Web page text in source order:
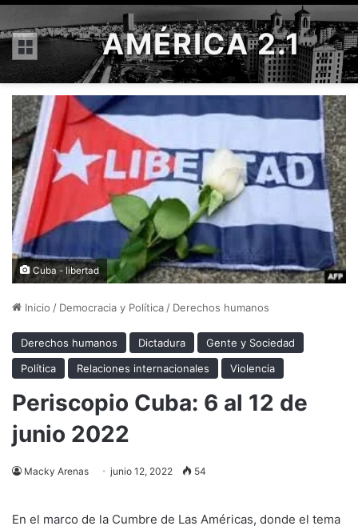
Menú AMÉRICA 2.1
Cuba - libertad
Inicio / Democracia y Política / Derechos humanos
Derechos humanos Dictadura
Gente y Sociedad
Política
Relaciones internacionales Violencia
Periscopio Cuba: 6 al 12 de
junio 2022
Macky Arenas junio 12, 2022 54
En el marco de la Cumbre de Las Américas, donde el tema